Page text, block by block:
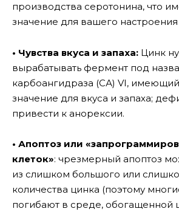
производства серотонина, что
значение для вашего настроения
• Чувства вкуса и запаха: Цинк
вырабатывать фермент под
карбоангидраза (СА) VI,
значение для вкуса и запаха;
привести к анорексии.
• Апоптоз или
клеток»: чрезмерный апоптоз
из слишком большого или
количества цинка (поэтому
погибают в среде, обогащенной